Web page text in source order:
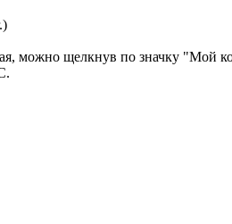
можно щелкнув по значку